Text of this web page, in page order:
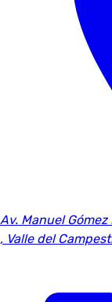
Av. Manuel
, Valle del